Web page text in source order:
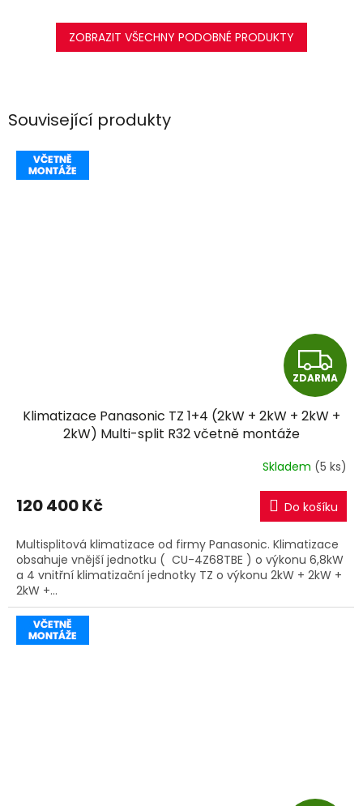
Související produkty
Z
D
A
R
M
A
ZDARMA
Klimatizace Panasonic TZ 1+4 (2kW + 2kW + 2kW +
2kW) Multi-split R32 včetně montáže
Skladem (5 ks)
120 400 Kč Do košíku
Multisplitová klimatizace od firmy Panasonic. Klimatizace
obsahuje vnější jednotku ( CU-4Z68TBE ) o výkonu 6,8kW
a 4 vnitřní klimatizační jednotky TZ o výkonu 2kW + 2kW +
2kW +...
ZOBRAZIT VŠECHNY PODOBNÉ PRODUKTY